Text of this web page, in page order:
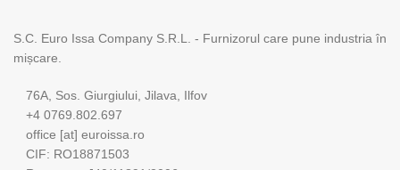
S.C. Euro Issa Company S.R.L. - Furnizorul care pune industria în
mișcare.
76A, Sos. Giurgiului, Jilava, Ilfov
+4 0769.802.697
office [at] euroissa.ro
CIF: RO18871503